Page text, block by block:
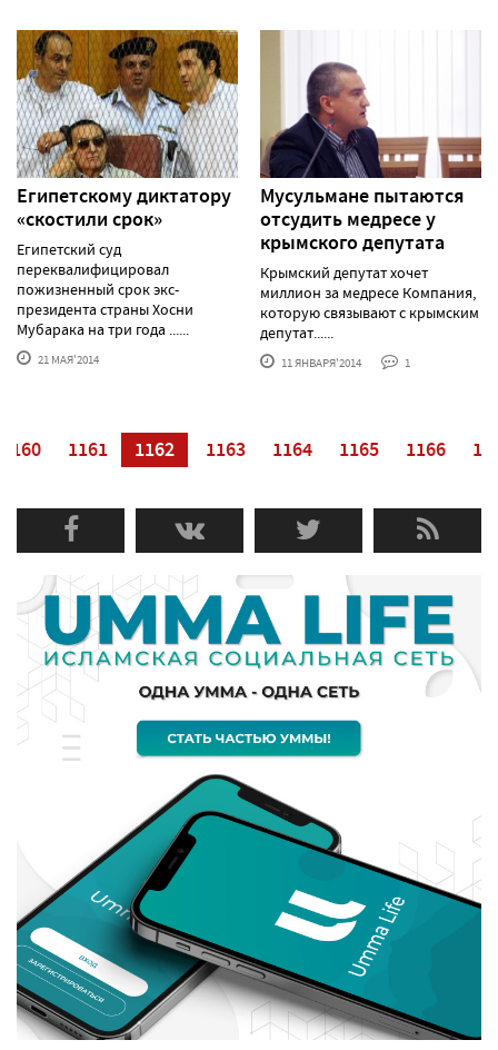
Египетскому диктатору
«скостили срок»
Египетский суд
переквалифицировал
пожизненный срок экс-
президента страны Хосни
Мубарака на три года ......
21 МАЯ'2014
Мусульмане пытаются
отсудить медресе у
крымского депутата
Крымский депутат хочет
миллион за медресе Компания,
которую связывают с крымским
депутат......
11 ЯНВАРЯ'2014 1
1160 1161 1162 1163 1164 1165 1166